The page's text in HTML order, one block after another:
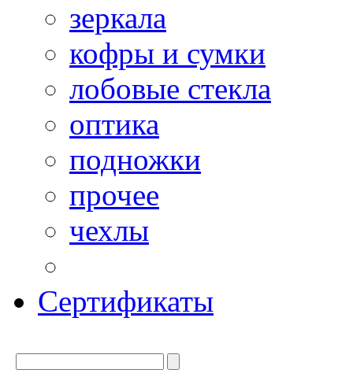
зеркала
кофры и сумки
лобовые стекла
оптика
подножки
прочее
чехлы
Сертификаты